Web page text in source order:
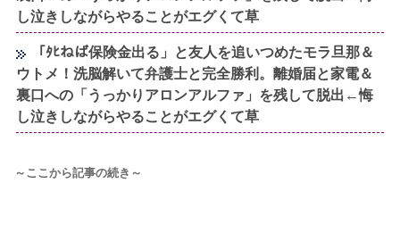
し泣きしながらやることがエグくて草
「ﾀﾋねば保険金出る」と友人を追いつめたモラ旦那＆
ウトメ！洗脳解いて弁護士と完全勝利。離婚届と家電＆
裏口への「うっかりアロンアルファ」を残して脱出←悔
し泣きしながらやることがエグくて草
～ここから記事の続き～